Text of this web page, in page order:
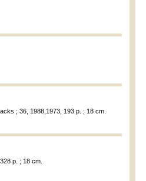
; 36, 1988,1973, 193 p. ; 18 cm.
p. ; 18 cm.